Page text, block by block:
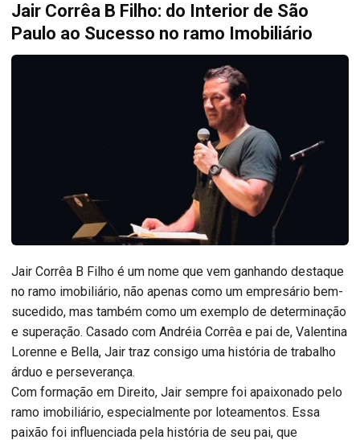
Jair Corrêa B Filho: do Interior de São
Paulo ao Sucesso no ramo Imobiliário
Jair Corrêa B Filho é um nome que vem ganhando destaque
no ramo imobiliário, não apenas como um empresário bem-
sucedido, mas também como um exemplo de determinação
e superação. Casado com Andréia Corrêa e pai de, Valentina
Lorenne e Bella, Jair traz consigo uma história de trabalho
árduo e perseverança.
Com formação em Direito, Jair sempre foi apaixonado pelo
ramo imobiliário, especialmente por loteamentos. Essa
paixão foi influenciada pela história de seu pai, que